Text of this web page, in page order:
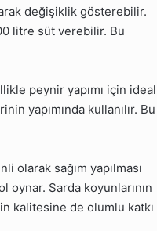
değişiklik gösterebilir.
litre süt verebilir. Bu
peynir yapımı için ideal
yapımında kullanılır. Bu
olarak sağım yapılması
oynar. Sarda koyunlarının
kalitesine de olumlu katkı